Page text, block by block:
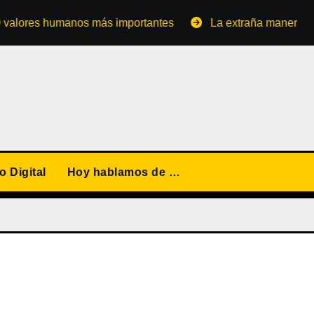
humanos más importantes La extraña manera de
Digital Hoy hablamos de …